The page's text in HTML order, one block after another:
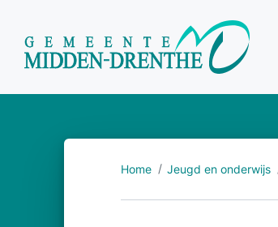
Home Jeugd en onderwijs